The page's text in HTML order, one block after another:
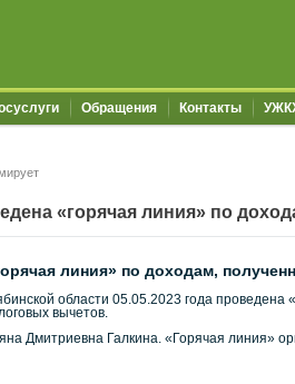
Обращения Контакты
«горячая линия» по
линия» по доходам,
области 05.05.2023 года проведена
вычетов.
Галкина. «Горячая линия»